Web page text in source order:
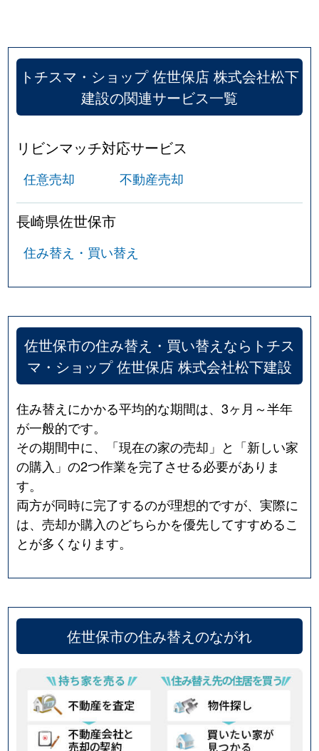
トチスマ・ショップ 佐世保店 株式会社松下
建設の関連サービス一覧
リビンマッチ対応サービス
任意売却 不動産売却
長崎県佐世保市
住み替え・買い替え
佐世保市の住み替え・買い替えならトチス
マ・ショップ 佐世保店 株式会社松下建設
住み替えにかかる平均的な期間は、3ヶ月～半年
が一般的です。
その期間中に、「現在の家の売却」と「新しい家
の購入」の2つ作業を完了させる必要がありま
す。
両方が同時に完了するのが理想的ですが、実際に
は、売却か購入のどちらかを優先してすすめるこ
とが多くなります。
佐世保市の住み替えのながれ